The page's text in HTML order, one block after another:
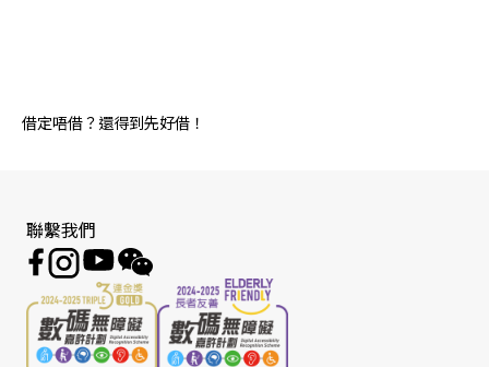
借定唔借？還得到先好借！
聯繫我們